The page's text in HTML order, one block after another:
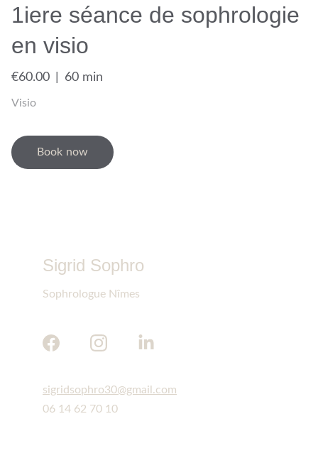
1iere séance de sophrologie
en visio
€60.00 60 min
Visio
Book now
Sigrid Sophro
Sophrologue Nîmes
sigridsophro30@gmail.com
06 14 62 70 10